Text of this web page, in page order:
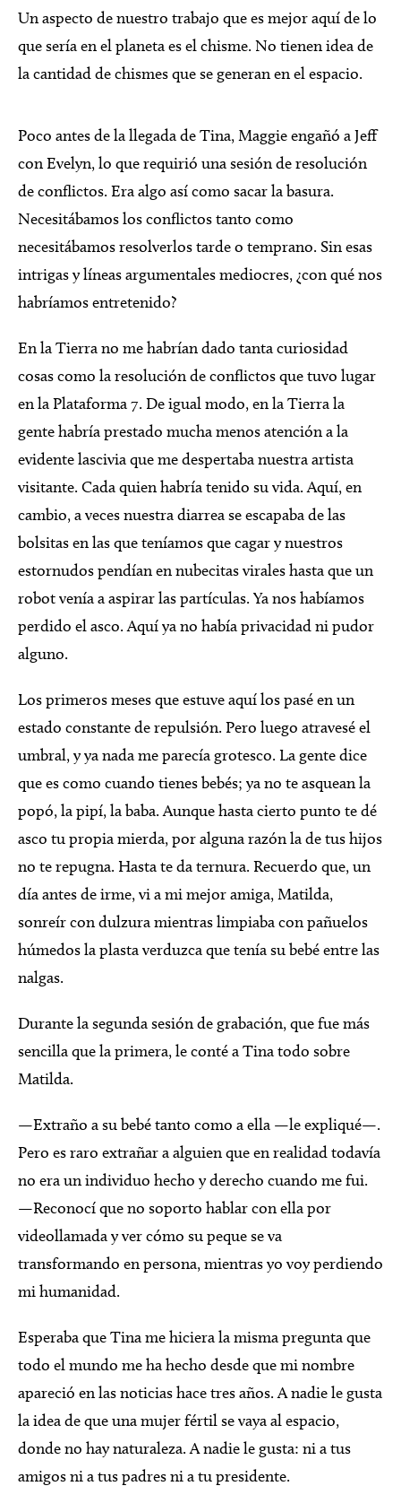
Un aspecto de nuestro trabajo que es mejor aquí de lo
que sería en el planeta es el chisme. No tienen idea de
la cantidad de chismes que se generan en el espacio.
Poco antes de la llegada de Tina, Maggie engañó a Jeff
con Evelyn, lo que requirió una sesión de resolución
de conflictos. Era algo así como sacar la basura.
Necesitábamos los conflictos tanto como
necesitábamos resolverlos tarde o temprano. Sin esas
intrigas y líneas argumentales mediocres, ¿con qué nos
habríamos entretenido?
En la Tierra no me habrían dado tanta curiosidad
cosas como la resolución de conflictos que tuvo lugar
en la Plataforma 7. De igual modo, en la Tierra la
gente habría prestado mucha menos atención a la
evidente lascivia que me despertaba nuestra artista
visitante. Cada quien habría tenido su vida. Aquí, en
cambio, a veces nuestra diarrea se escapaba de las
bolsitas en las que teníamos que cagar y nuestros
estornudos pendían en nubecitas virales hasta que un
robot venía a aspirar las partículas. Ya nos habíamos
perdido el asco. Aquí ya no había privacidad ni pudor
alguno.
Los primeros meses que estuve aquí los pasé en un
estado constante de repulsión. Pero luego atravesé el
umbral, y ya nada me parecía grotesco. La gente dice
que es como cuando tienes bebés; ya no te asquean la
popó, la pipí, la baba. Aunque hasta cierto punto te dé
asco tu propia mierda, por alguna razón la de tus hijos
no te repugna. Hasta te da ternura. Recuerdo que, un
día antes de irme, vi a mi mejor amiga, Matilda,
sonreír con dulzura mientras limpiaba con pañuelos
húmedos la plasta verduzca que tenía su bebé entre las
nalgas.
Durante la segunda sesión de grabación, que fue más
sencilla que la primera, le conté a Tina todo sobre
Matilda.
—Extraño a su bebé tanto como a ella —le expliqué—.
Pero es raro extrañar a alguien que en realidad todavía
no era un individuo hecho y derecho cuando me fui.
—Reconocí que no soporto hablar con ella por
videollamada y ver cómo su peque se va
transformando en persona, mientras yo voy perdiendo
mi humanidad.
Esperaba que Tina me hiciera la misma pregunta que
todo el mundo me ha hecho desde que mi nombre
apareció en las noticias hace tres años. A nadie le gusta
la idea de que una mujer fértil se vaya al espacio,
donde no hay naturaleza. A nadie le gusta: ni a tus
amigos ni a tus padres ni a tu presidente.